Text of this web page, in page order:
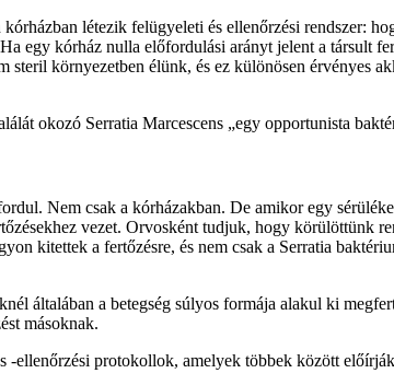
létezik felügyeleti és ellenőrzési rendszer:
egy kórház nulla előfordulási arányt jelent a társult
környezetben élünk, és ez különösen érvényes
okozó Serratia Marcescens „egy opportunista
Nem csak a kórházakban. De amikor egy
vezet. Orvosként tudjuk, hogy körülöttünk
kitettek a fertőzésre, és nem csak a Serratia
általában a betegség súlyos formája alakul ki
másoknak.
ellenőrzési protokollok, amelyek többek között